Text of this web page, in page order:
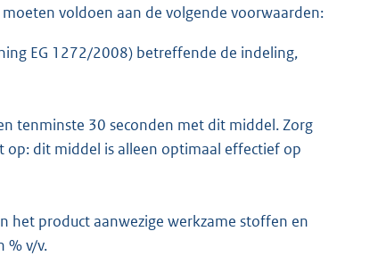
voldoen aan de volgende voorwaarden:
EG 1272/2008) betreffende de indeling,
tenminste 30 seconden met dit middel. Zorg
op: dit middel is alleen optimaal effectief op
het product aanwezige werkzame stoffen en
% v/v.